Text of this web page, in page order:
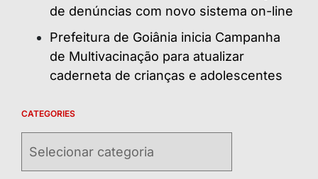
de denúncias com novo sistema on-line
Prefeitura de Goiânia inicia Campanha
de Multivacinação para atualizar
caderneta de crianças e adolescentes
CATEGORIES